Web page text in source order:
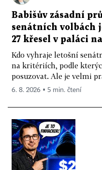
Babišův zásadní
senátních volbách
27 křesel v paláci
Kdo vyhraje letošní
na kritériích, podle
posuzovat. Ale je velmi
6. 8. 2026 ▪ 5 min. čtení